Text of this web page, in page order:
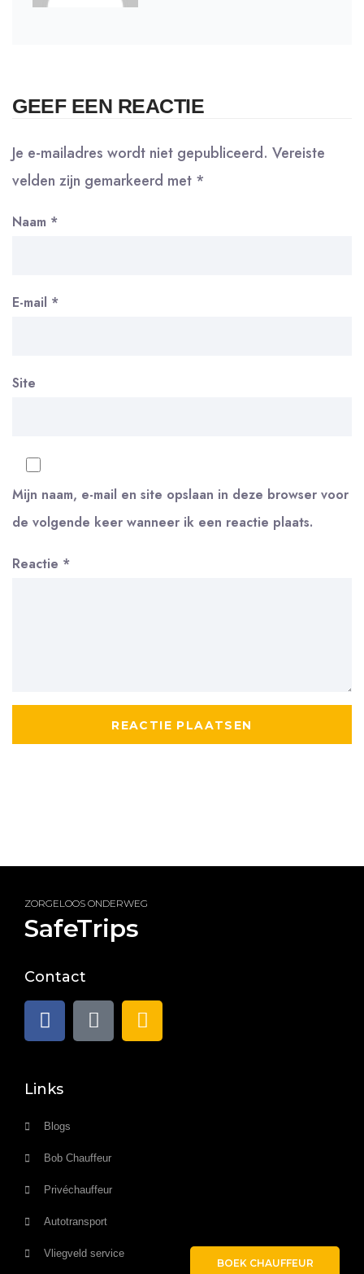
GEEF EEN REACTIE
Je e-mailadres wordt niet gepubliceerd. Vereiste
velden zijn gemarkeerd met *
Naam *
E-mail *
Site
Mijn naam, e-mail en site opslaan in deze browser voor
de volgende keer wanneer ik een reactie plaats.
Reactie *
ZORGELOOS ONDERWEG
SafeTrips
Contact
Links
Blogs
Bob Chauffeur
Privéchauffeur
Autotransport
Vliegveld service
BOEK CHAUFFEUR